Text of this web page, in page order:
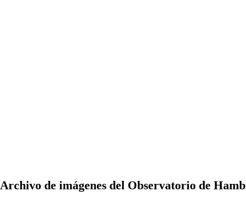
Archivo de imágenes del Observatorio de